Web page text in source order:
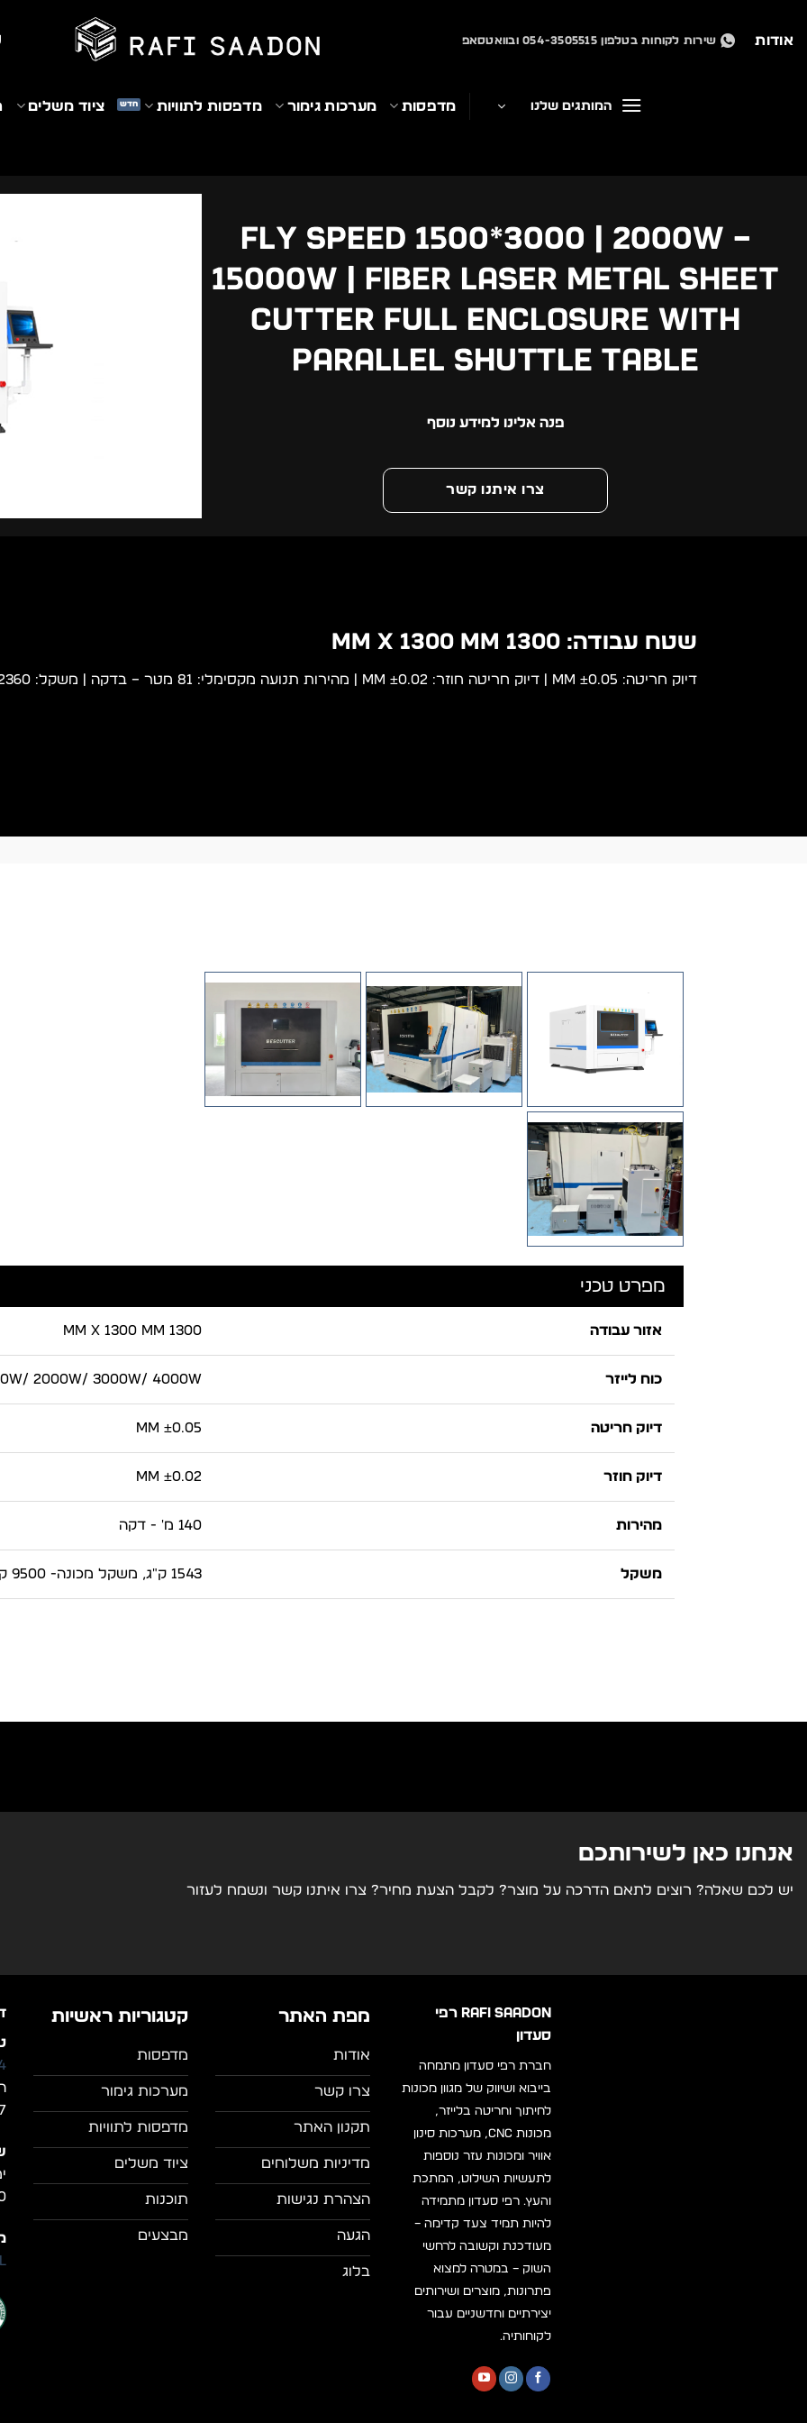
אודות שירות לקוחות בטלפון 054-3505515 ובוואטסאפ
המותגים שלנו מדפסות מערכות גימור מדפסות לתוויות ציוד משלים
FLY SPEED 1500*3000 | 2000W –
15000W | Fiber Laser Metal Sheet
Cutter Full Enclosure with
Parallel Shuttle Table
פנה אלינו למידע נוסף
צרו איתנו קשר
שטח עבודה: 1300 mm x 1300 mm
דיוק חריטה: ±0.05 mm | דיוק חריטה חוזר: ±0.02 mm | מהירות תנועה מקסימלי: 81 מטר – בדקה | משקל: 2360 ק”ג
מפרט טכני
אזור עבודה 1300 mm x 1300 mm
כוח לייזר 2000W/ 3000W/ 4000W
דיוק חריטה ±0.05 mm
דיוק חוזר ±0.02 mm
מהירות 140 מ' - דקה
משקל 1543 ק"ג, משקל מכונה- 9500 ק"ג
ראש לייזר Raytools + אופציה לPrecitec
אנחנו כאן לשירותכם
יש לכם שאלה? רוצים לתאם הדרכה על מוצר? לקבל הצעת מחיר? צרו איתנו קשר ונשמח לעזור
RAFI SAADON רפי
סעדון
חברת רפי סעדון מתמחה
בייבוא ושיווק של מגוון מכונות
לחיתוך וחריטה בלייזר,
מכונות CNC, מערכות סינון
אוויר ומכונות עזר נוספות
לתעשיות השילוט, המתכת
והעץ. רפי סעדון מתמידה
להיות תמיד צעד קדימה –
מעודכנת וקשובה לרחשי
השוק – במטרה למצוא
פתרונות, מוצרים ושירותים
יצירתיים וחדשניים עבור
לקוחותיה.
מפת האתר
אודות
צרו קשר
תקנון האתר
מדיניות משלוחים
הצהרת נגישות
הגעה
בלוג
קטגוריות ראשיות
מדפסות
מערכות גימור
מדפסות לתוויות
ציוד משלים
תוכנות
מבצעים
7, מושב